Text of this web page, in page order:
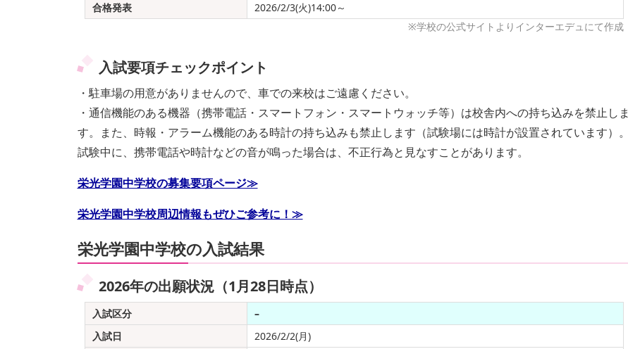
合格発表
2026/2/3(火)14:00～
※学校の公式サイトよりインターエデュにて作成
入試要項チェックポイント
・駐⾞場の⽤意がありませんので、⾞での来校はご遠慮ください。
・通信機能のある機器（携帯電話・スマートフォン・スマートウォッチ等）は校舎内への持ち込みを禁止しま
す。また、時報・アラーム機能のある時計の持ち込みも禁止します（試験場には時計が設置されています）。
試験中に、携帯電話や時計などの音が鳴った場合は、不正行為と見なすことがあります。
栄光学園中学校の募集要項ページ≫
栄光学園中学校周辺情報もぜひご参考に！≫
栄光学園中学校の入試結果
2026年の出願状況（1月28日時点）
入試区分
–
入試日
2026/2/2(月)